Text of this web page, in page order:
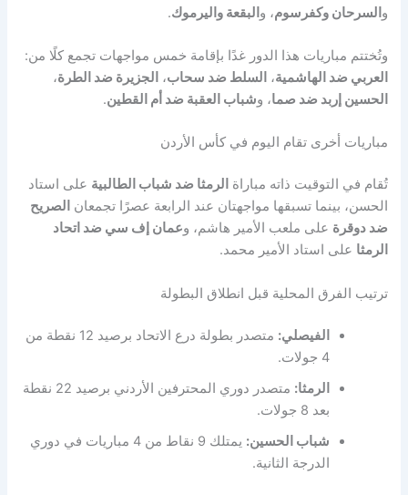
و السرحان وكفرسوم، و البقعة واليرموك.
وتُختتم مباريات هذا الدور غدًا بإقامة خمس مواجهات تجمع كلًا من:
العربي ضد الهاشمية، السلط ضد سحاب، الجزيرة ضد الطرة،
الحسين إربد ضد صما، وشباب العقبة ضد أم القطين.
مباريات أخرى تقام اليوم في كأس الأردن
تُقام في التوقيت ذاته مباراة الرمثا ضد شباب الطالبية على استاد
الحسن، بينما تسبقها مواجهتان عند الرابعة عصرًا تجمعان الصريح
ضد دوقرة على ملعب الأمير هاشم، وعمان إف سي ضد اتحاد
الرمثا على استاد الأمير محمد.
ترتيب الفرق المحلية قبل انطلاق البطولة
الفيصلي:
متصدر بطولة درع الاتحاد برصيد 12 نقطة من
4 جولات.
الرمثا:
متصدر دوري المحترفين الأردني برصيد 22 نقطة
بعد 8 جولات.
شباب الحسين:
يمتلك 9 نقاط من 4 مباريات في دوري
الدرجة الثانية.